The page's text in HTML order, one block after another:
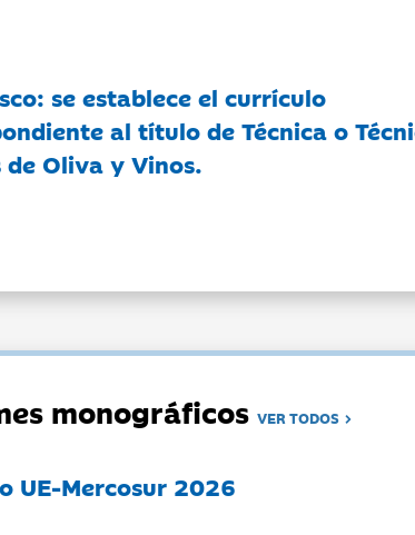
se establece el currículo
al título de Técnica o
de Oliva y Vinos.
monográficosVER TODOS
UE-Mercosur 2026